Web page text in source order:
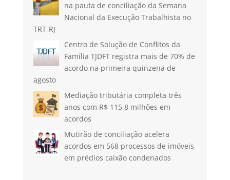
na pauta de conciliação da Semana
Nacional da Execução Trabalhista no
TRT-RJ
Centro de Solução de Conflitos da
Família TJDFT registra mais de 70% de
acordo na primeira quinzena de
agosto
Mediação tributária completa três
anos com R$ 115,8 milhões em
acordos
Mutirão de conciliação acelera
acordos em 568 processos de imóveis
em prédios caixão condenados